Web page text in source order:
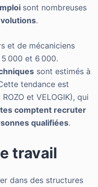
sont nombreuses
.
et de mécaniciens
000 et 6 000.
sont estimés à
tendance est
ROZO et VELOGIK), qui
comptent recruter
qualifiées.
travail
dans des structures